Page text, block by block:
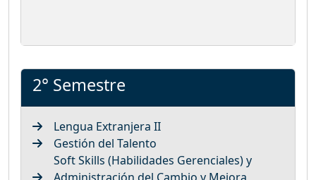
2° Semestre
Lengua Extranjera II
Gestión del Talento
Soft Skills (Habilidades Gerenciales) y
Administración del Cambio y Mejora